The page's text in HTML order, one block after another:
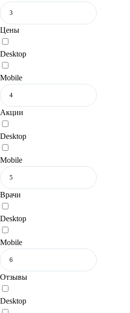
Цены
Desktop
Mobile
Акции
Desktop
Mobile
Врачи
Desktop
Mobile
Отзывы
Desktop